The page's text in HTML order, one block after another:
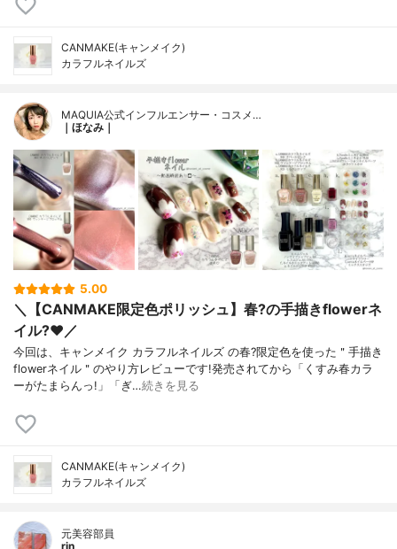
CANMAKE(キャンメイク)
カラフルネイルズ
MAQUIA公式インフルエンサー・コスメ…
｜ほなみ｜
5.00
＼【CANMAKE限定色ポリッシュ】春?の手描きflowerネ
イル?❤️／
今回は、キャンメイク カラフルネイルズ の春?限定色を使った＂手描き
flowerネイル＂のやり方レビューです!発売されてから「くすみ春カラ
ーがたまらんっ!」「ぎ…続きを見る
CANMAKE(キャンメイク)
カラフルネイルズ
元美容部員
rin